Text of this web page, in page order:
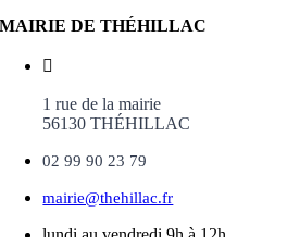
MAIRIE DE THÉHILLAC
1 rue de la mairie
56130 THÉHILLAC
02 99 90 23 79
mairie@thehillac.fr